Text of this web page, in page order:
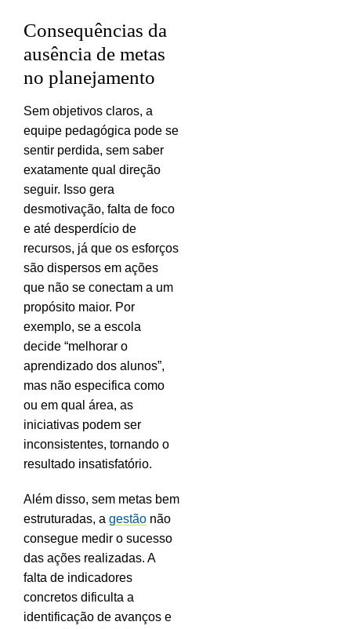
Consequências da
ausência de metas
no planejamento
Sem objetivos claros, a
equipe pedagógica pode se
sentir perdida, sem saber
exatamente qual direção
seguir. Isso gera
desmotivação, falta de foco
e até desperdício de
recursos, já que os esforços
são dispersos em ações
que não se conectam a um
propósito maior. Por
exemplo, se a escola
decide “melhorar o
aprendizado dos alunos”,
mas não especifica como
ou em qual área, as
iniciativas podem ser
inconsistentes, tornando o
resultado insatisfatório.
Além disso, sem metas bem
estruturadas, a gestão não
consegue medir o sucesso
das ações realizadas. A
falta de indicadores
concretos dificulta a
identificação de avanços e